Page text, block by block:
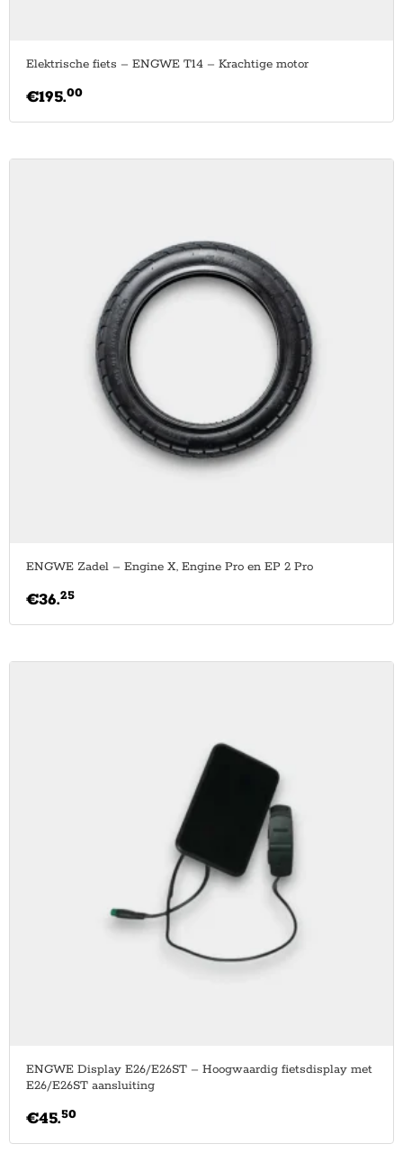
Elektrische fiets – ENGWE T14 – Krachtige motor
€195.00
ENGWE Zadel – Engine X, Engine Pro en EP 2 Pro
€36.25
ENGWE Display E26/E26ST – Hoogwaardig fietsdisplay met
E26/E26ST aansluiting
€45.50